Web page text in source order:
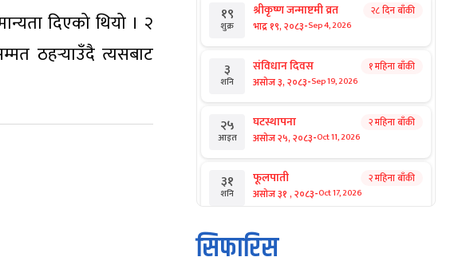
दिएको थियो । २
ठहर्‍याउँदै त्यसबाट
१९
शुक्र
श्रीकृष्ण जन्माष्टमी व्रत
भाद्र १९, २०८३-Sep 4, 2026
२८ दिन बाँकी
३
शनि
संविधान दिवस
असोज ३, २०८३-Sep 19, 2026
१ महिना बाँकी
२५
आइत
घटस्थापना
असोज २५, २०८३-Oct 11, 2026
२ महिना बाँकी
३१
शनि
फूलपाती
असोज ३१ , २०८३-Oct 17, 2026
२ महिना बाँकी
१
आइत
कार्तिक सङ्क्रान्ति
कार्तिक १, २०८३
सिफारिस